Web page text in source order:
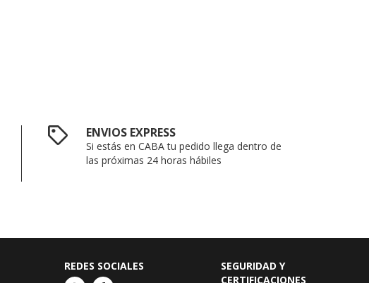
ENVIOS EXPRESS
Si estás en CABA tu pedido llega dentro de
las próximas 24 horas hábiles
REDES SOCIALES
SEGURIDAD Y
CERTIFICACIONES